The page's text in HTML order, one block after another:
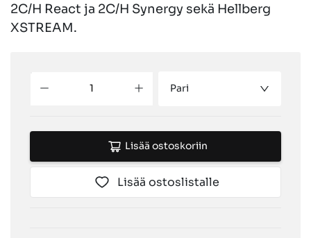
2C/H React ja 2C/H Synergy sekä Hellberg
XSTREAM.
Pari
Lisää ostoskoriin
Lisää ostoslistalle